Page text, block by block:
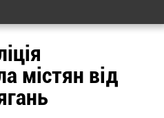
містян від